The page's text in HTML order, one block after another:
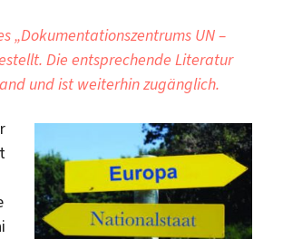
dabei!
„Dokumentationszentrums UN –
Die entsprechende Literatur
und ist weiterhin zugänglich.